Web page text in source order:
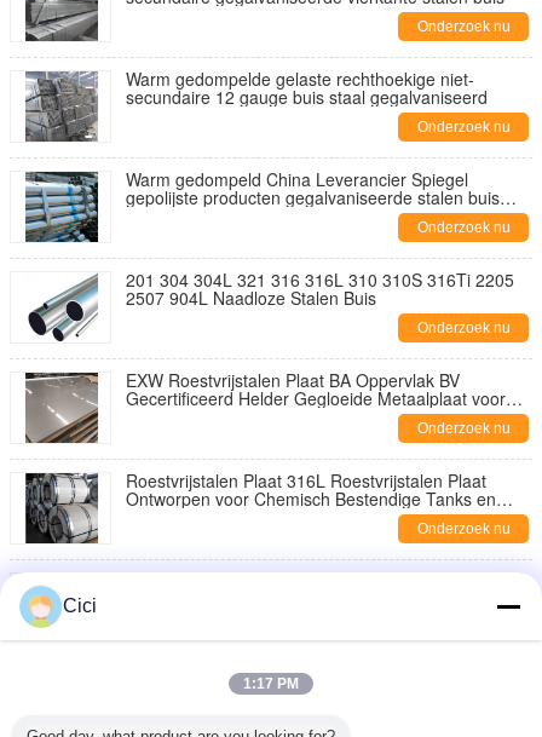
Onderzoek nu
Warm gedompelde gelaste rechthoekige niet-
secundaire 12 gauge buis staal gegalvaniseerd
Onderzoek nu
Warm gedompeld China Leverancier Spiegel
gepolijste producten gegalvaniseerde stalen buis
Onderzoek nu
201 304 304L 321 316 316L 310 310S 316Ti 2205
2507 904L Naadloze Stalen Buis
Onderzoek nu
EXW Roestvrijstalen Plaat BA Oppervlak BV
Gecertificeerd Helder Gegloeide Metaalplaat voor
Voedselverwerking en Chemische IndustrieOnderzoek nu
Roestvrijstalen Plaat 316L Roestvrijstalen Plaat
Ontworpen voor Chemisch Bestendige Tanks en
Onderzoek nu
mm Breedte 500 tot 3000 mm Robuuste plaat voor
Nr. 4 Gepolijste 321 Roestvrij Staalplaat
Hittebestendig Roestvrij Staalplaat Ideaal voor
Cici
1:17 PM